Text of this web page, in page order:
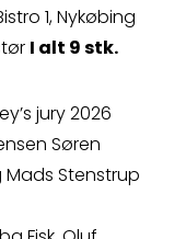
1, Nykøbing
I alt 9 stk.
jury 2026
Søren
Stenstrup